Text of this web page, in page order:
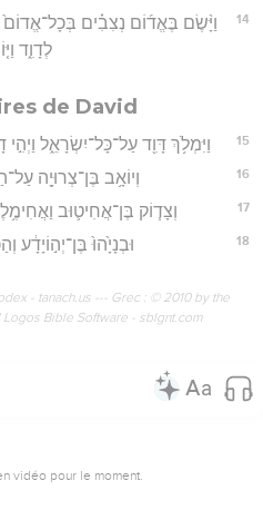
14
וַיָּ֨שֶׂם בֶּאֱד֜וֹם נְצִבִ֗ים
לְדָוִ֑ד
de David
15 וַיִּמְלֹ֥ךְ דָּוִ֖ד עַל־כָּל־יִשְׂרָאֵ֑ל
16 וְיוֹאָ֥ב בֶּן־צְרוּיָ֖ה
17 וְצָד֧וֹק בֶּן־אֲחִיט֛וּב
18 וּבְנָיָ֙הוּ֙ בֶּן־יְה֣וֹיָדָ֔ע
- tanach.us --- Grec : © 2010 by the
Bible Software - sblgnt.com
vidéo pour le moment.